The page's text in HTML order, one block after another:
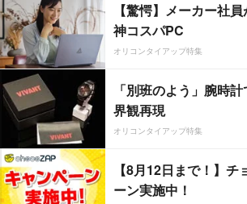
【驚愕】メーカー社
神コスパPC
オリコンタイアップ特集
「別班のよう」腕時
界観再現
オリコンタイアップ特集
【8月12日まで！】
ーン実施中！